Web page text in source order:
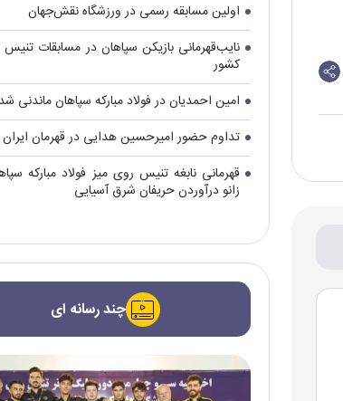
اولین مسابقه رسمی در ورزشگاه نقش‌جهان
نایب‌قهرمانی بازیکن سپاهان در مسابقات
کشور
امین احمدیان در فولاد مبارکه سپاهان ماندنی شد
تداوم حضور امیرحسین هدایی در قهرمان ایران
قهرمانی نابغه تنیس روی میز فولاد مبارکه
زانو درآوردن حریفان شرق آسیایی
چند رسانه ای